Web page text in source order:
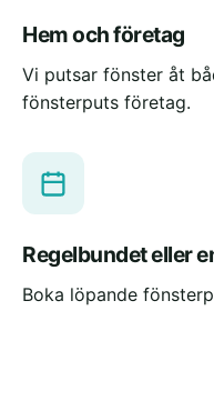
Hem och företag
Vi putsar fönster åt
fönsterputs företag.
Regelbundet eller
Boka löpande